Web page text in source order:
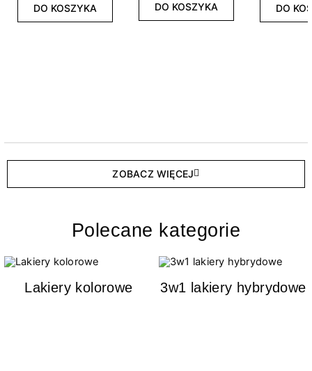
DO KOSZYKA DO KOSZYKA DO
ZOBACZ WIĘCEJ
Polecane kategorie
Lakiery kolorowe 3w1 lakiery hybrydowe